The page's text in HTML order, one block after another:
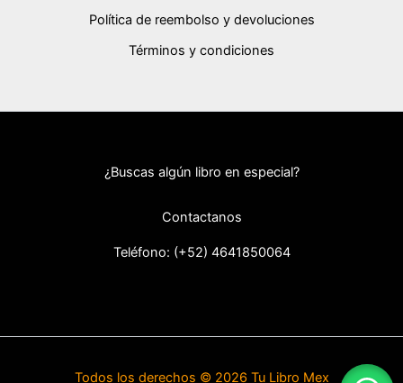
Política de reembolso y devoluciones
Términos y condiciones
¿Buscas algún libro en especial?
Contactanos
Teléfono: (+52) 4641850064
Todos los derechos © 2026 Tu Libro Mex